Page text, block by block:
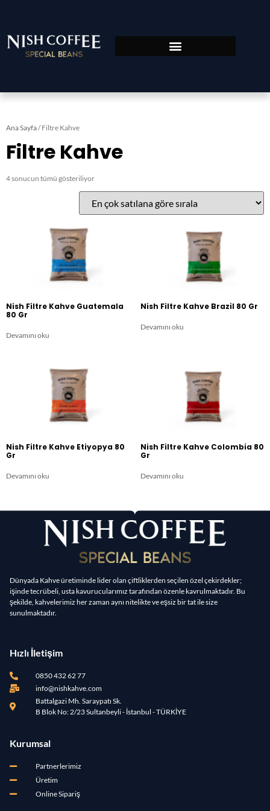
Ana Sayfa/ Filtre Kahve
Filtre Kahve
4 sonucun tümü gösteriliyor
Nish Filtre Kahve Guatemala​
80 Gr
Devamını oku
Nish Filtre Kahve Brazil​ 80 Gr
Devamını oku
Nish Filtre Kahve Etiyopya​ 80
Gr
Devamını oku
Nish Filtre Kahve Colombia​ 80
Gr
Devamını oku
Dünyada Kahve üretiminde lider olan çiftliklerden seçilen özel çekirdekler;
işinde tecrübeli, usta kavurucularımız tarafından özenle kavrulmaktadır. Bu
şekilde, kahvelerimiz her zaman aynı nitelikte ve eşsiz bir tat ile size
sunulmaktadır.
Hızlı İletişim
0850 432 62 77
info@nishkahve.com
Battalgazi Mh. Saraypatı Sk.
B Blok No: 2/23 Sultanbeyli - İstanbul - TÜRKİYE
Kurumsal
Partnerlerimiz
Üretim
Online Sipariş